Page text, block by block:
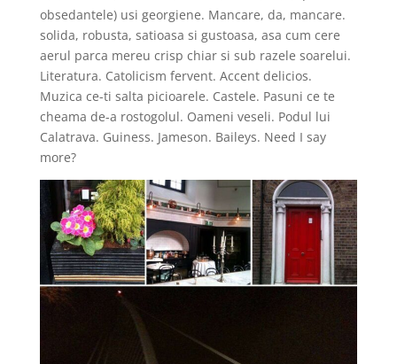
obsedantele) usi georgiene. Mancare, da, mancare.
solida, robusta, satioasa si gustoasa, asa cum cere
aerul parca mereu crisp chiar si sub razele soarelui.
Literatura. Catolicism fervent. Accent delicios.
Muzica ce-ti salta picioarele. Castele. Pasuni ce te
cheama de-a rostogolul. Oameni veseli. Podul lui
Calatrava. Guiness. Jameson. Baileys. Need I say
more?